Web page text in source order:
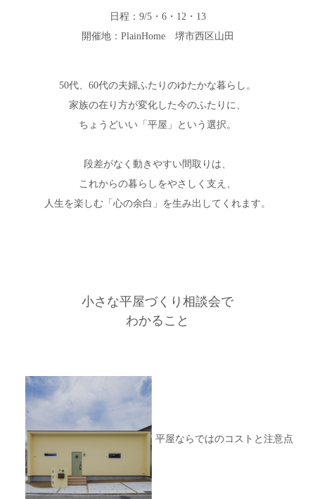
日程：9/5・6・12・13
開催地：PlainHome 堺市西区山田
50代、60代の夫婦ふたりのゆたかな暮らし。
家族の在り方が変化した今のふたりに、
ちょうどいい「平屋」という選択。
段差がなく動きやすい間取りは、
これからの暮らしをやさしく支え、
人生を楽しむ「心の余白」を生み出してくれます。
小さな平屋づくり相談会で
わかること
平屋ならではのコストと注意点